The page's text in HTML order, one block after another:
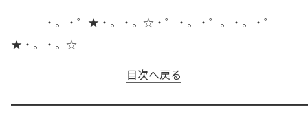
・。・゜★・。・。☆・゜・。・゜。・。・゜
★・。・。☆
目次へ戻る